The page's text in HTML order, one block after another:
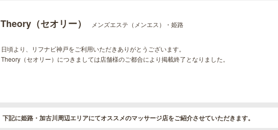
Theory（セオリー） メンズエステ（メンエス）・姫路
日頃より、リフナビ神戸をご利用いただきありがとうございます。
Theory（セオリー）につきましては店舗様のご都合により掲載終了となりました。
下記に姫路・加古川周辺エリアにてオススメのマッサージ店をご紹介させていただきます。